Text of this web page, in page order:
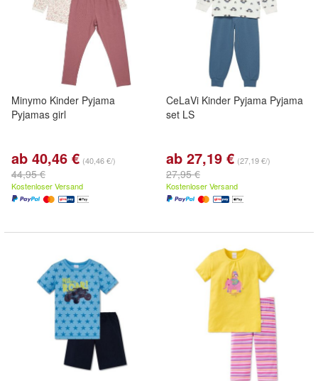
Minymo Kinder Pyjama
Pyjamas girl
ab 40,46 € (40,46 €/)
44,95 €
Kostenloser Versand
CeLaVi Kinder Pyjama Pyjama
set LS
ab 27,19 € (27,19 €/)
27,95 €
Kostenloser Versand